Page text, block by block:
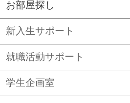
お部屋探し
新入生サポート
就職活動サポート
学生企画室